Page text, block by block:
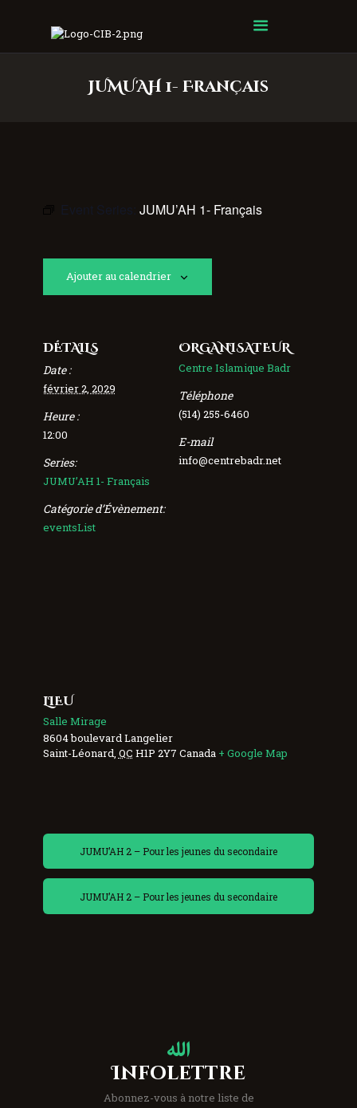
JUMU'AH 1- Français
Centre Islamique Badr
Event Series: JUMU’AH 1- Français
Ajouter au calendrier
DÉTAILS
Date :
février 2, 2029
Heure :
12:00
Series:
JUMU’AH 1- Français
Catégorie d’Évènement:
eventsList
ORGANISATEUR
Centre Islamique Badr
Téléphone
(514) 255-6460
E-mail
info@centrebadr.net
LIEU
Salle Mirage
8604 boulevard Langelier
Saint-Léonard QC H1P 2Y7 Canada + Google Map
JUMU’AH 2 – Pour les jeunes du secondaire
JUMU’AH 2 – Pour les jeunes du secondaire
Infolettre
Abonnez-vous à notre liste de